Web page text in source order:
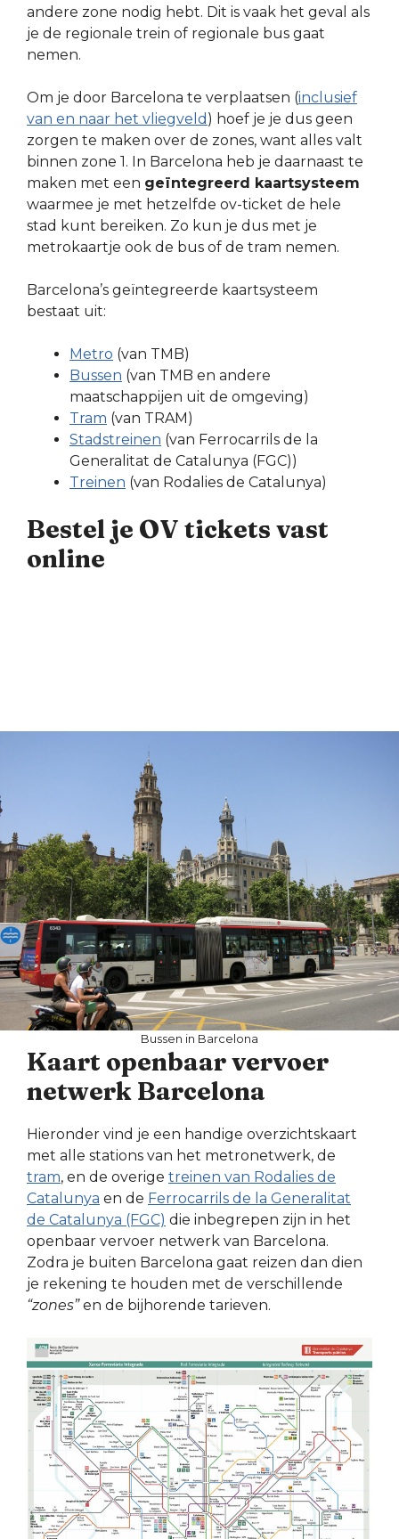
andere zone nodig hebt. Dit is vaak het geval als
je de regionale trein of regionale bus gaat
nemen.
Om je door Barcelona te verplaatsen (inclusief
van en naar het vliegveld ) hoef je je dus geen
zorgen te maken over de zones, want alles valt
binnen zone 1. In Barcelona heb je daarnaast te
maken met een geïntegreerd kaartsysteem
waarmee je met hetzelfde ov-ticket de hele
stad kunt bereiken. Zo kun je dus met je
metrokaartje ook de bus of de tram nemen.
Barcelona’s geïntegreerde kaartsysteem
bestaat uit:
Metro (van TMB)
Bussen (van TMB en andere
maatschappijen uit de omgeving)
Tram (van TRAM)
Stadstreinen (van Ferrocarrils de la
Generalitat de Catalunya (FGC))
Treinen (van Rodalies de Catalunya)
Bestel je OV tickets vast
online
Bussen in Barcelona
Kaart openbaar vervoer
netwerk Barcelona
Hieronder vind je een handige overzichtskaart
met alle stations van het metronetwerk, de
tram, en de overige treinen van Rodalies de
Catalunya en de Ferrocarrils de la Generalitat
de Catalunya (FGC) die inbegrepen zijn in het
openbaar vervoer netwerk van Barcelona.
Zodra je buiten Barcelona gaat reizen dan dien
je rekening te houden met de verschillende
“zones”en de bijhorende tarieven.